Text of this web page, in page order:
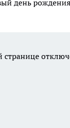
день рождения
странице